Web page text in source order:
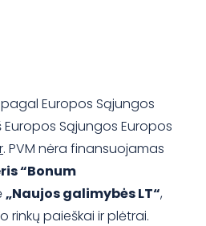
pagal Europos Sąjungos
Sąjungos Europos
. PVM nėra finansuojamas
“Bonum
„Naujos galimybės LT“,
rinkų paieškai ir plėtrai.